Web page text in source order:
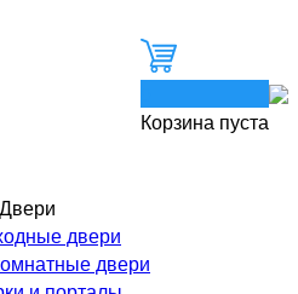
Корзина пуста
Двери
двери
двери